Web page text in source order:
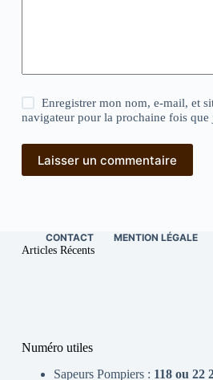
Enregistrer mon nom, e-mail, et
navigateur pour la prochaine fois que
Laisser un commentaire
CONTACT MENTION LÉGALE
Articles Récents
Numéro utiles
Sapeurs Pompiers : 118 ou 22